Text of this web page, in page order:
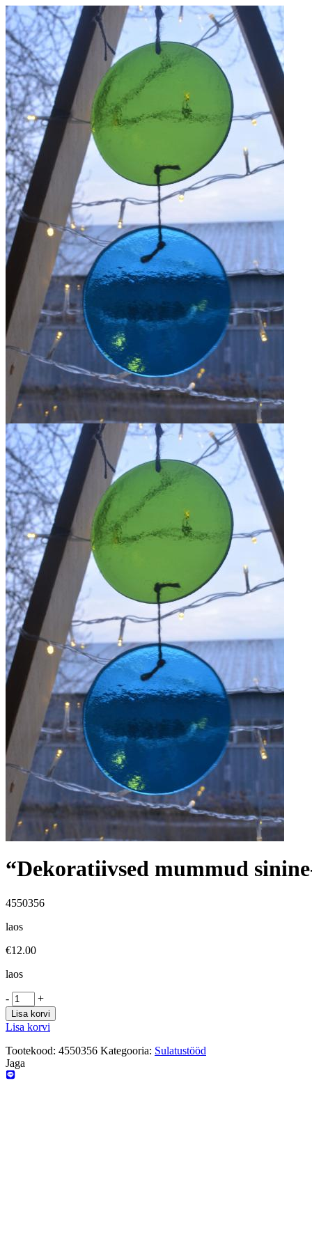
“Dekoratiivsed mummud
4550356
laos
€12.00
laos
- +
Lisa korvi
Lisa korvi
Tootekood: 4550356 Kategooria: Sulatustööd
Jaga